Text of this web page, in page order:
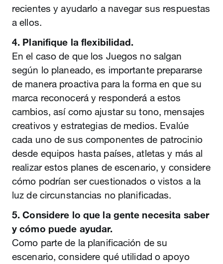
recientes y ayudarlo a navegar sus respuestas
a ellos.
4. Planifique la flexibilidad.
En el caso de que los Juegos no salgan
según lo planeado, es importante prepararse
de manera proactiva para la forma en que su
marca reconocerá y responderá a estos
cambios, así como ajustar su tono, mensajes
creativos y estrategias de medios. Evalúe
cada uno de sus componentes de patrocinio
desde equipos hasta países, atletas y más al
realizar estos planes de escenario, y considere
cómo podrían ser cuestionados o vistos a la
luz de circunstancias no planificadas.
5. Considere lo que la gente necesita saber
y cómo puede ayudar.
Como parte de la planificación de su
escenario, considere qué utilidad o apoyo